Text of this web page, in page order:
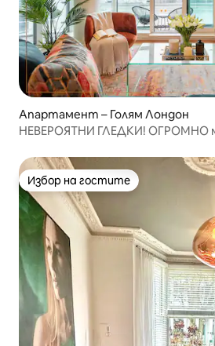
Апартамент – Голям Лондон
НЕВЕРОЯТНИ ГЛЕДКИ! ОГРОМНО
Избор на гостите
Избор на гостите